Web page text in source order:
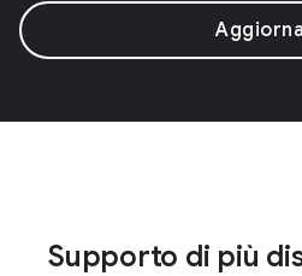
Aggiorna
Supporto di più